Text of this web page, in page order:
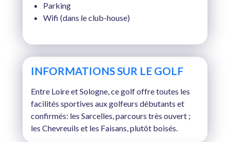
INFORMATIONS SUR LE GOLF
Entre Loire et Sologne, ce golf offre toutes les
facilités sportives aux golfeurs débutants et
confirmés: les Sarcelles, parcours très ouvert ;
les Chevreuils et les Faisans, plutôt boisés.
Parking
Wifi (dans le club-house)